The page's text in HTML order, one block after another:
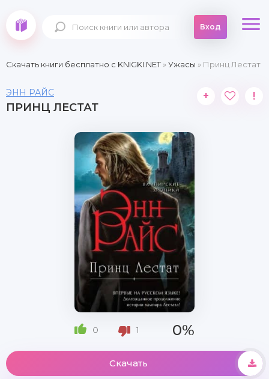
Вход
Скачать книги бесплатно c KNIGKI.NET»Ужасы » Принц Лестат
ЭНН РАЙС
ПРИНЦ ЛЕСТАТ
+ !
0 1 0%
Скачать